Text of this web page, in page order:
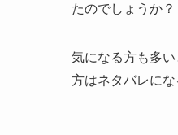
たのでしょうか？
気になる方も多
方はネタバレにな